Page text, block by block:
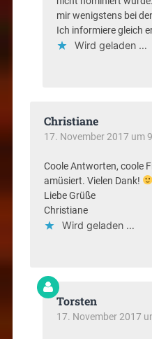
mir wenigstens bei
Ich informiere gleich
Wird geladen …
Christiane
17. November 2017 um
Coole Antworten, coole
amüsiert. Vielen Dank!
Liebe Grüße
Christiane
Wird geladen …
Torsten
17. November 2017